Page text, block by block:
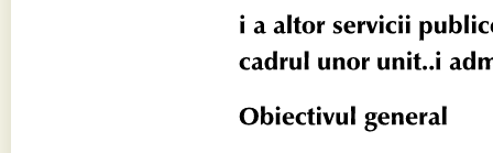
i a altor servicii
publice
cadrul
unor unităț i
Obiectivul general